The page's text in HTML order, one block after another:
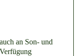
an Son- und